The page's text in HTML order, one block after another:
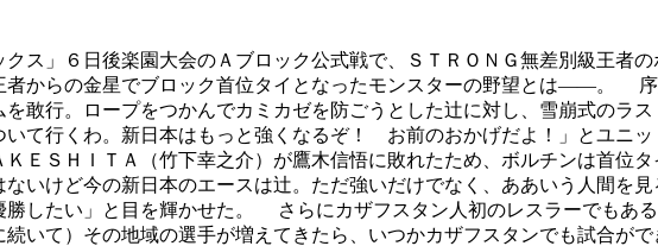
ス」６日後楽園大会のＡブロック公式戦で、ＳＴＲＯＮＧ無差別級王者
者からの金星でブロック首位タイとなったモンスターの野望とは――。
敢行。ロープをつかんでカミカゼを防ごうとした辻に対し、雪崩式のラ
いて行くわ。新日本はもっと強くなるぞ！ お前のおかげだよ！」とユニ
ＥＳＨＩＴＡ（竹下幸之介）が鷹木信悟に敗れたため、ボルチンは首位
いけど今の新日本のエースは辻。ただ強いだけでなく、ああいう人間を
したい」と目を輝かせた。 さらにカザフスタン人初のレスラーでもあ
いて）その地域の選手が増えてきたら、いつかカザフスタンでも試合が